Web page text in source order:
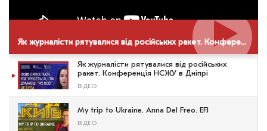
Як журналісти рятувалися від російських ракет. Конференція НСЖУ в Дніпрі
Як журналісти рятувалися від російських
ракет. Конференція НСЖУ в Дніпрі
ВІДЕО
My trip to Ukraine. Anna Del Freo. EFJ
ВІДЕО